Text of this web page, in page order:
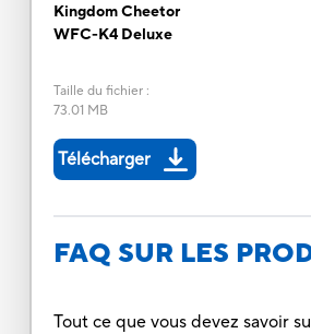
Kingdom Cheetor
WFC-K4 Deluxe
Taille du fichier:
73.01 MB
Télécharger
FAQ SUR LES
Tout ce que vous devez savoir